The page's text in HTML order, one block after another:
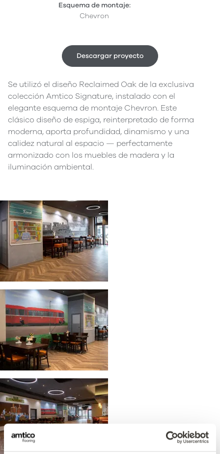
Esquema de montaje:
Chevron
Descargar proyecto
Se utilizó el diseño Reclaimed Oak de la exclusiva
colección Amtico Signature, instalado con el
elegante esquema de montaje Chevron. Este
clásico diseño de espiga, reinterpretado de forma
moderna, aporta profundidad, dinamismo y una
calidez natural al espacio — perfectamente
armonizado con los muebles de madera y la
iluminación ambiental.